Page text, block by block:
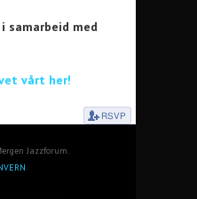
samarbeid med
vårt her!
Jazzforum.